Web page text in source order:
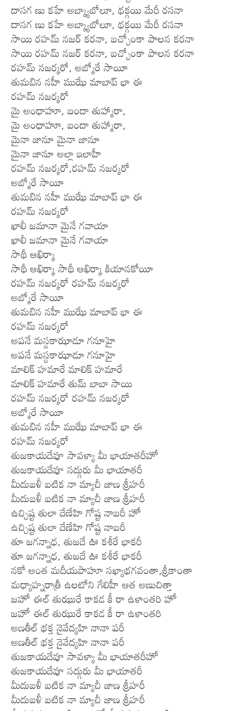
దాసగ ణు కహే అబ్క్యాబోలూ, థక్గయి మేరీ రసనా
దాసగ ణు కహే అబ్క్యాబోలూ, థక్గయి మేరీ రసనా
సాయి రహమ్ నజర్ కరనా, బచ్చోంకా పాలన కరనా
సాయి రహమ్ నజర్ కరనా, బచ్చోంకా పాలన కరనా
రహమ్ నజర్కరో, అబ్మోరే సాయీ
తుమబిన నహీ ముఝే మాబాప్ భా ఈ
రహమ్ నజర్కరో
మై అంధాహూ, బందా తుహ్మారా,
మై అంధాహూ, బందా తుహ్మారా,
మైనా జానూ మైనా జానూ
మైనా జానూ అల్లా ఇలాహీ
రహమ్ నజర్కరో,రహమ్ నజర్కరో
అబ్మోరే సాయీ
తుమబిన నహీ ముఝే మాబాప్ భా ఈ
రహమ్ నజర్కరో
ఖాలీ జమానా మైనే గవాయా
ఖాలీ జమానా మైనే గవాయా
సాథీ ఆఖిర్కా
సాథీ ఆఖిర్కా సాథీ ఆఖిర్కా కియానకోయీ
రహమ్ నజర్కరో రహమ్ నజర్కరో
అబ్మోరే సాయీ
తుమబిన నహీ ముఝే మాబాప్ భా ఈ
రహమ్ నజర్కరో
అపనే మస్దకాఝాడూ గనూహై
అపనే మస్దకాఝాడూ గనూహై
మాలిక్ హమారే మాలిక్ హమారే
మాలిక్ హమారే తుమ్ బాబా సాయి
రహమ్ నజర్కరో రహమ్ నజర్కరో
అబ్మోరే సాయీ
తుమబిన నహీ ముఝే మాబాప్ భా ఈ
రహమ్ నజర్కరో
తుజకాయదేవూ సావళ్యా మీ భాయాతరీహో
తుజకాయదేవూ సద్గురు మీ భాయాతరీ
మీదుబళీ బటిక నా మ్యాచీ జాణ శ్రీహరీ
మీదుబళీ బటిక నా మ్యాచీ జాణ శ్రీహరీ
ఉచ్చిష్ట తులా దేణేహి గోష్ట నాబరీ హో
ఉచ్చిష్ట తులా దేణేహి గోష్ట నాబరీ
తూ జగన్నాధ, తుజదే ఊ కశీరే భాకరీ
తూ జగన్నాధ, తుజదే ఊ కశీరే భాకరీ
నకో అంత మదీయపాహూ సఖ్యాభగవంతా,శ్రీకాంతా
మధ్యాహ్నరాత్రీ ఉలటోని గేలిహీ ఆత అణుచిత్తా
జహో ఈల్ తుఝురే కాకడ కీ రా ఉళాంతరి హో
జహో ఈల్ తుఝురే కాకడ కీ రా ఉళాంతరి
అణతీల్ భక్త నైవేద్యహి నానా పరీ
అణతీల్ భక్త నైవేద్యహి నానా పరీ
తుజకాయదేవూ సావళ్యా మీ భాయాతరీహో
తుజకాయదేవూ సద్గురు మీ భాయాతరీ
మీదుబళీ బటిక నా మ్యాచీ జాణ శ్రీహరీ
మీదుబళీ బటిక నా మ్యాచీ జాణ శ్రీహరీ